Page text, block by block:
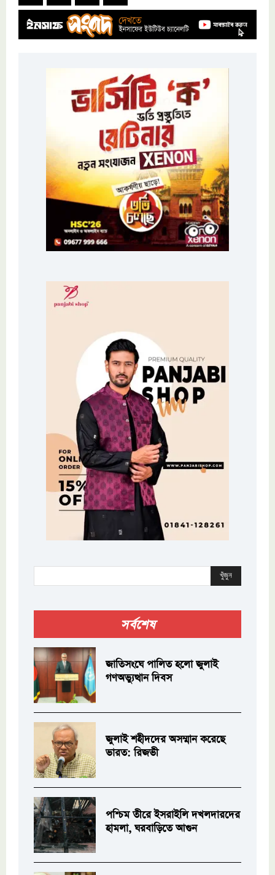
খুঁজুন
সর্বশেষ
জাতিসংঘে পালিত হলো জুলাই
গণঅভ্যুত্থান দিবস
জুলাই শহীদদের অসম্মান করেছে
ভারত: রিজভী
পশ্চিম তীরে ইসরাইলি দখলদারদের
হামলা, ঘরবাড়িতে আগুন